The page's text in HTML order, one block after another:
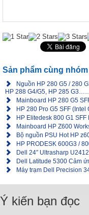
Sản phẩm cùng nhóm
Nguồn HP 280 G5 / 280
HP 288 G4/G5, HP 285
Mainboard HP 280 G5
HP 280 Pro G5 SFF
HP Elitedesk 800 G1 SFF
Mainboard HP Z600
Bộ nguồn PSU Hot HP
HP PRODESK 600G3 /
Dell 24″ Ultrasharp
Dell Latitude 5300 Cảm
Máy trạm Dell Precision
Ý kiến bạn đọc